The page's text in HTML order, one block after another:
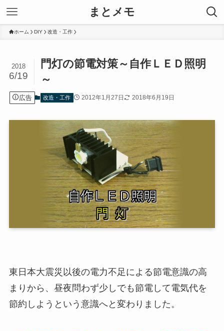
まとメモ
ホーム DIY 改造・工作
門灯の節電対策～自作ＬＥＤ照明
～
2018
6/19
広告 改造・工作 2012年1月27日 2018年6月19日
東日本大震災以後の電力不足による節電意識の高
まりから、昼夜問わず少しでも節電して電気代を
節約しようという意識へと変わりました。